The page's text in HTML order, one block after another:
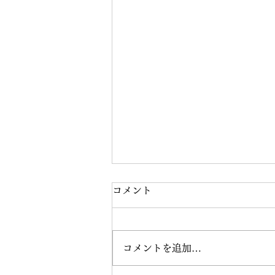
コメント
コメントを追加…